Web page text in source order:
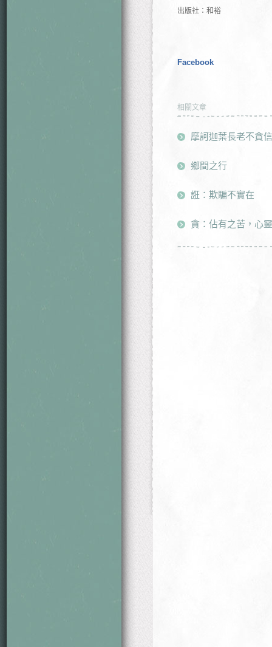
出版社：和裕
Facebook
相關文章
摩訶迦葉長老不貪
鄉間之行
誑：欺騙不實在
貪：佔有之苦，心